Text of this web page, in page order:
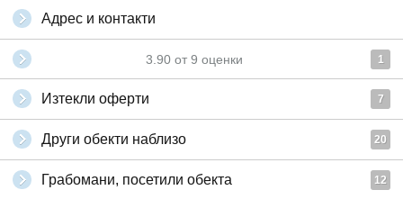
Адрес и контакти
3.90 от 9 оценки 1
Изтекли оферти 7
Други обекти наблизо 20
Грабомани, посетили обекта 12